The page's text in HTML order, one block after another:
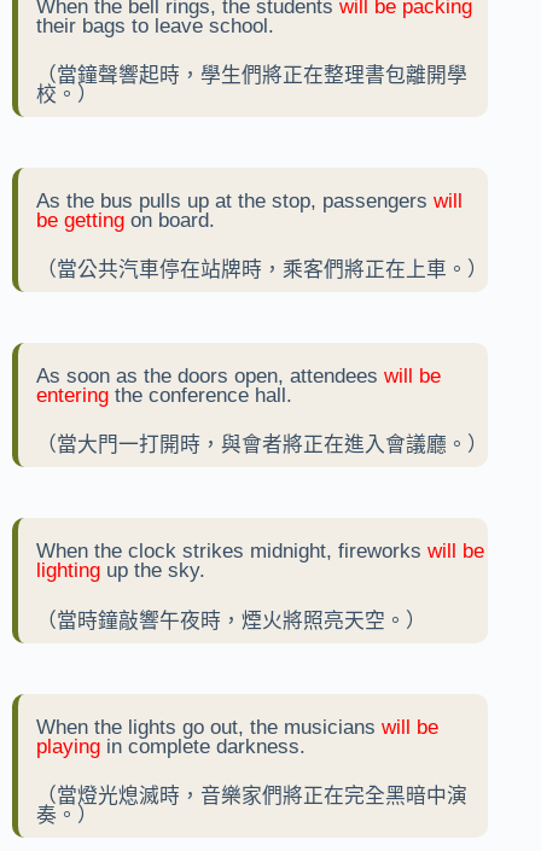
When the bell rings, the students will be packing
their bags to leave school.
（當鐘聲響起時，學生們將正在整理書包離開學
校。）
As the bus pulls up at the stop, passengers will
be getting on board.
（當公共汽車停在站牌時，乘客們將正在上車。）
As soon as the doors open, attendees will be
entering the conference hall.
（當大門一打開時，與會者將正在進入會議廳。）
When the clock strikes midnight, fireworks will be
lighting up the sky.
（當時鐘敲響午夜時，煙火將照亮天空。）
When the lights go out, the musicians will be
playing in complete darkness.
（當燈光熄滅時，音樂家們將正在完全黑暗中演
奏。）